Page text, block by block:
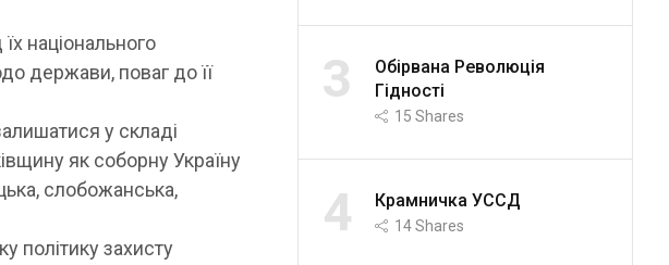
національного
держави, поваг до її
у складі
як соборну Україну
слобожанська,
політику захисту
3
Обірвана Революція
Гідності
15 Shares
4 Крамничка УССД
14Shares